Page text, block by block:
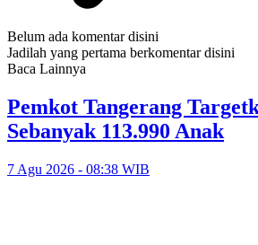
Belum ada komentar disini
Jadilah yang pertama berkomentar disini
Baca Lainnya
Pemkot Tangerang
Sebanyak 113.990 Anak
7 Agu 2026 - 08:38 WIB